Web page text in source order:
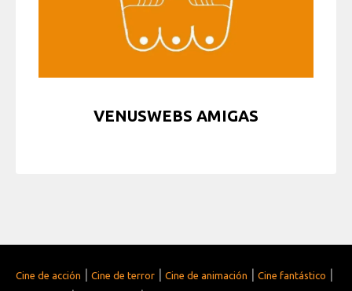
VENUSWEBS AMIGAS
Cine de acción Cine de terror Cine de animación Cine fantástico